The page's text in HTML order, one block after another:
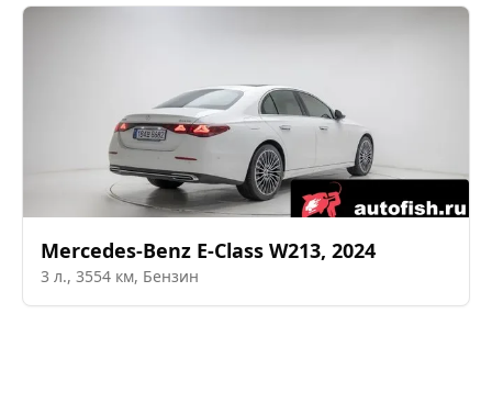
Mercedes-Benz E-Class W213, 2024
3 л., 3554 км, Бензин